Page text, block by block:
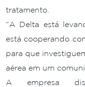
tratamento.
“A Delta está
está cooperando
para que
aérea em um
A empresa